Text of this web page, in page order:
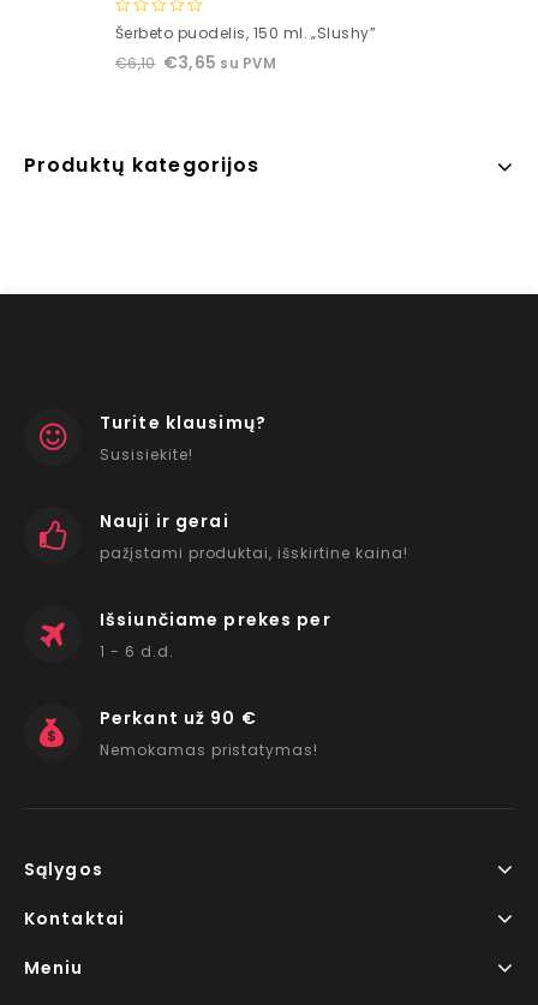
0
of
Šerbeto puodelis, 150 ml. „Slushy”
€6,10 €3,65 su PVM
Produktų kategorijos
Turite klausimų?
Susisiekite!
Nauji ir gerai
pažįstami produktai, išskirtine kaina!
Išsiunčiame prekes per
1 - 6 d.d.
Perkant už 90 €
Nemokamas pristatymas!
Sąlygos
Kontaktai
Meniu